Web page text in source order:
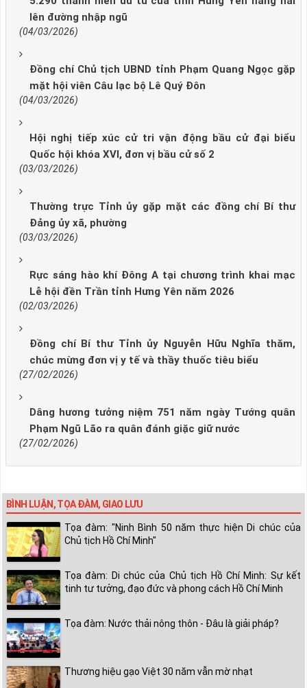
lên đường nhập ngũ
(04/03/2026)
Đồng chí Chủ tịch UBND tỉnh Phạm Quang Ngọc gặp
mặt hội viên Câu lạc bộ Lê Quý Đôn
(04/03/2026)
Hội nghị tiếp xúc cử tri vận động bầu cử đại biểu
Quốc hội khóa XVI, đơn vị bầu cử số 2
(03/03/2026)
Thường trực Tỉnh ủy gặp mặt các đồng chí Bí thư
Đảng ủy xã, phường
(03/03/2026)
Rực sáng hào khí Đông A tại chương trình khai mạc
Lễ hội đền Trần tỉnh Hưng Yên năm 2026
(02/03/2026)
Đồng chí Bí thư Tỉnh ủy Nguyễn Hữu Nghĩa thăm,
chúc mừng đơn vị y tế và thầy thuốc tiêu biểu
(27/02/2026)
Dâng hương tưởng niệm 751 năm ngày Tướng quân
Phạm Ngũ Lão ra quân đánh giặc giữ nước
(27/02/2026)
BÌNH LUẬN, TỌA ĐÀM, GIAO LƯU
Tọa đàm: "Ninh Bình 50 năm thực hiện Di chúc của
Chủ tịch Hồ Chí Minh"
Tọa đàm: Di chúc của Chủ tịch Hồ Chí Minh: Sự kết
tinh tư tưởng, đạo đức và phong cách Hồ Chí Minh
Tọa đàm: Nước thải nông thôn - Đâu là giải pháp?
Thương hiệu gạo Việt 30 năm vẫn mờ nhạt